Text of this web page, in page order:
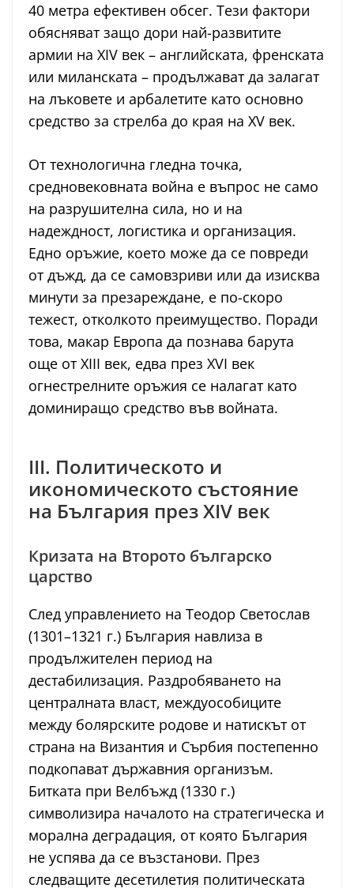
40 метра ефективен обсег. Тези фактори
обясняват защо дори най-развитите
армии на XIV век – английската, френската
или миланската – продължават да залагат
на лъковете и арбалетите като основно
средство за стрелба до края на XV век.
От технологична гледна точка,
средновековната война е въпрос не само
на разрушителна сила, но и на
надеждност, логистика и организация.
Едно оръжие, което може да се повреди
от дъжд, да се самовзриви или да изисква
минути за презареждане, е по-скоро
тежест, отколкото преимущество. Поради
това, макар Европа да познава барута
още от XIII век, едва през XVI век
огнестрелните оръжия се налагат като
доминиращо средство във войната.
III. Политическото и
икономическото състояние
на България през XIV век
Кризата на Второто българско
царство
След управлението на Теодор Светослав
(1301–1321 г.) България навлиза в
продължителен период на
дестабилизация. Раздробяването на
централната власт, междуособиците
между болярските родове и натискът от
страна на Византия и Сърбия постепенно
подкопават държавния организъм.
Битката при Велбъжд (1330 г.)
символизира началото на стратегическа и
морална деградация, от която България
не успява да се възстанови. През
следващите десетилетия политическата